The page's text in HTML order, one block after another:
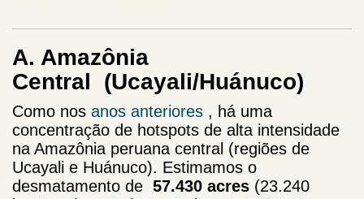
A. Amazônia
Central
(Ucayali/Huánuco)
Como nos anos anteriores , há uma
concentração de hotspots de alta intensidade
na Amazônia peruana central (regiões de
Ucayali e Huánuco). Estimamos o
desmatamento de 57.430 acres (23.240